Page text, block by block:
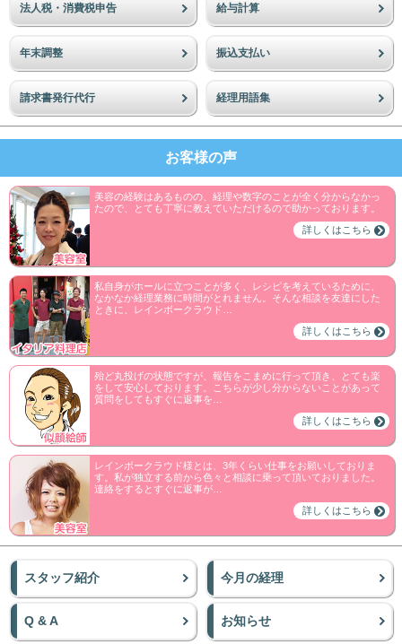
法人税・消費税申告 給与計算
年末調整 振込支払い
請求書発行代行 経理用語集
お客様の声
美容の経験はあるものの、経理や数字のことが全く分からなかっ
たので、とても丁寧に教えていただけるので助かっております。
詳しくはこちら
私自身がホールに立つことが多く、レシピを考えているために、
なかなか経理業務に時間がとれません。そんな相談を友達にした
ときに、レインボークラウド…
詳しくはこちら
殆ど丸投げの状態ですが、報告をこまめに行って頂き、とても楽
をして安心しております。こちらが少し分からないことがあって
質問をしてもすぐに返事を…
詳しくはこちら
レインボークラウド様とは、3年くらい仕事をお願いしておりま
す。私が独立する前から色々と相談に乗って頂いておりました。
連絡をするとすぐに返事が…
詳しくはこちら
スタッフ紹介 今月の経理
Q & A お知らせ